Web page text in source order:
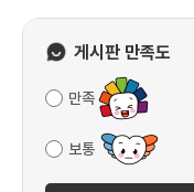
게시판 만족도
만족
보통